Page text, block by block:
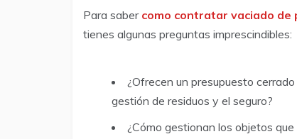
Para saber como contratar vaciado de
tienes algunas preguntas imprescindibles:
¿Ofrecen un presupuesto
gestión de residuos y el seguro?
¿Cómo gestionan los objetos